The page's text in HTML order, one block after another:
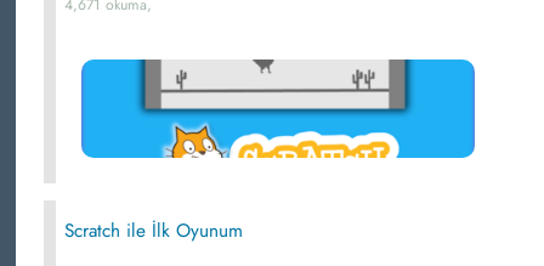
4,671 okuma,
Scratch ile İlk Oyunum